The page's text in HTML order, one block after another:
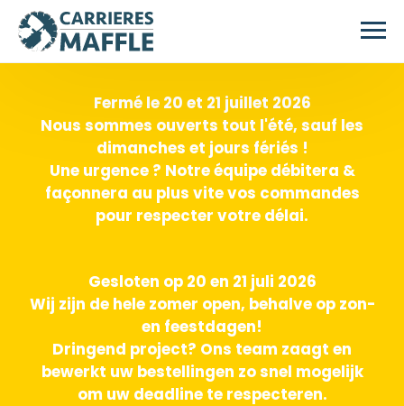
Passer au contenu principal
Fermé le 20 et 21 juillet 2026
Nous sommes ouverts tout l'été, sauf les
dimanches et jours fériés !
Une urgence ? Notre équipe débitera &
façonnera au plus vite vos commandes
pour respecter votre délai.
Gesloten op 20 en 21 juli 2026
Wij zijn de hele zomer open, behalve op zon-
en feestdagen!
Dringend project? Ons team zaagt en
bewerkt uw bestellingen zo snel mogelijk
om uw deadline te respecteren.